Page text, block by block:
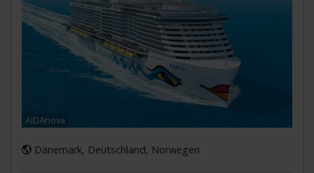
AIDAnova
Dänemark, Deutschland, Norwegen